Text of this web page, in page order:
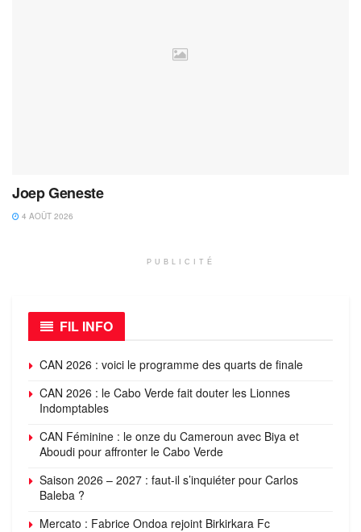
Joep Geneste
4 AOÛT 2026
PUBLICITÉ
FIL INFO
CAN 2026 : voici le programme des quarts de finale
CAN 2026 : le Cabo Verde fait douter les Lionnes
Indomptables
CAN Féminine : le onze du Cameroun avec Biya et
Aboudi pour affronter le Cabo Verde
Saison 2026 – 2027 : faut-il s’inquiéter pour Carlos
Baleba ?
Mercato : Fabrice Ondoa rejoint Birkirkara Fc